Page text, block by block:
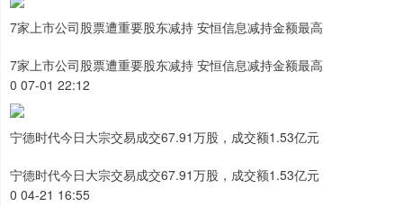
7家上市公司股票遭重要股东减持 安恒信息减持金额最高
7家上市公司股票遭重要股东减持 安恒信息减持金额最高
0 07-01 22:12
宁德时代今日大宗交易成交67.91万股，成交额1.53亿元
宁德时代今日大宗交易成交67.91万股，成交额1.53亿元
0 04-21 16:55